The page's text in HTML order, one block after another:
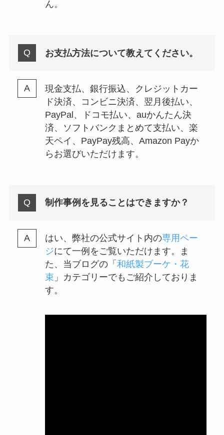
ん。
お支払方法について教えてください。
現金支払、銀行振込、クレジットカー
ド決済、コンビニ決済、翌月後払い、
PayPal、ドコモ払い、auかんたん決
済、ソフトバンクまとめて支払い、楽
天ペイ、PayPay残高、Amazon Payか
らお選びいただけます。
制作事例を見ることはできますか？
はい、弊社の公式サイト内の専用ペー
ジにて一例をご覧いただけます。ま
た、当ブログの「 和紙製ブーケ・花
束 」カテゴリーでもご紹介しておりま
す。